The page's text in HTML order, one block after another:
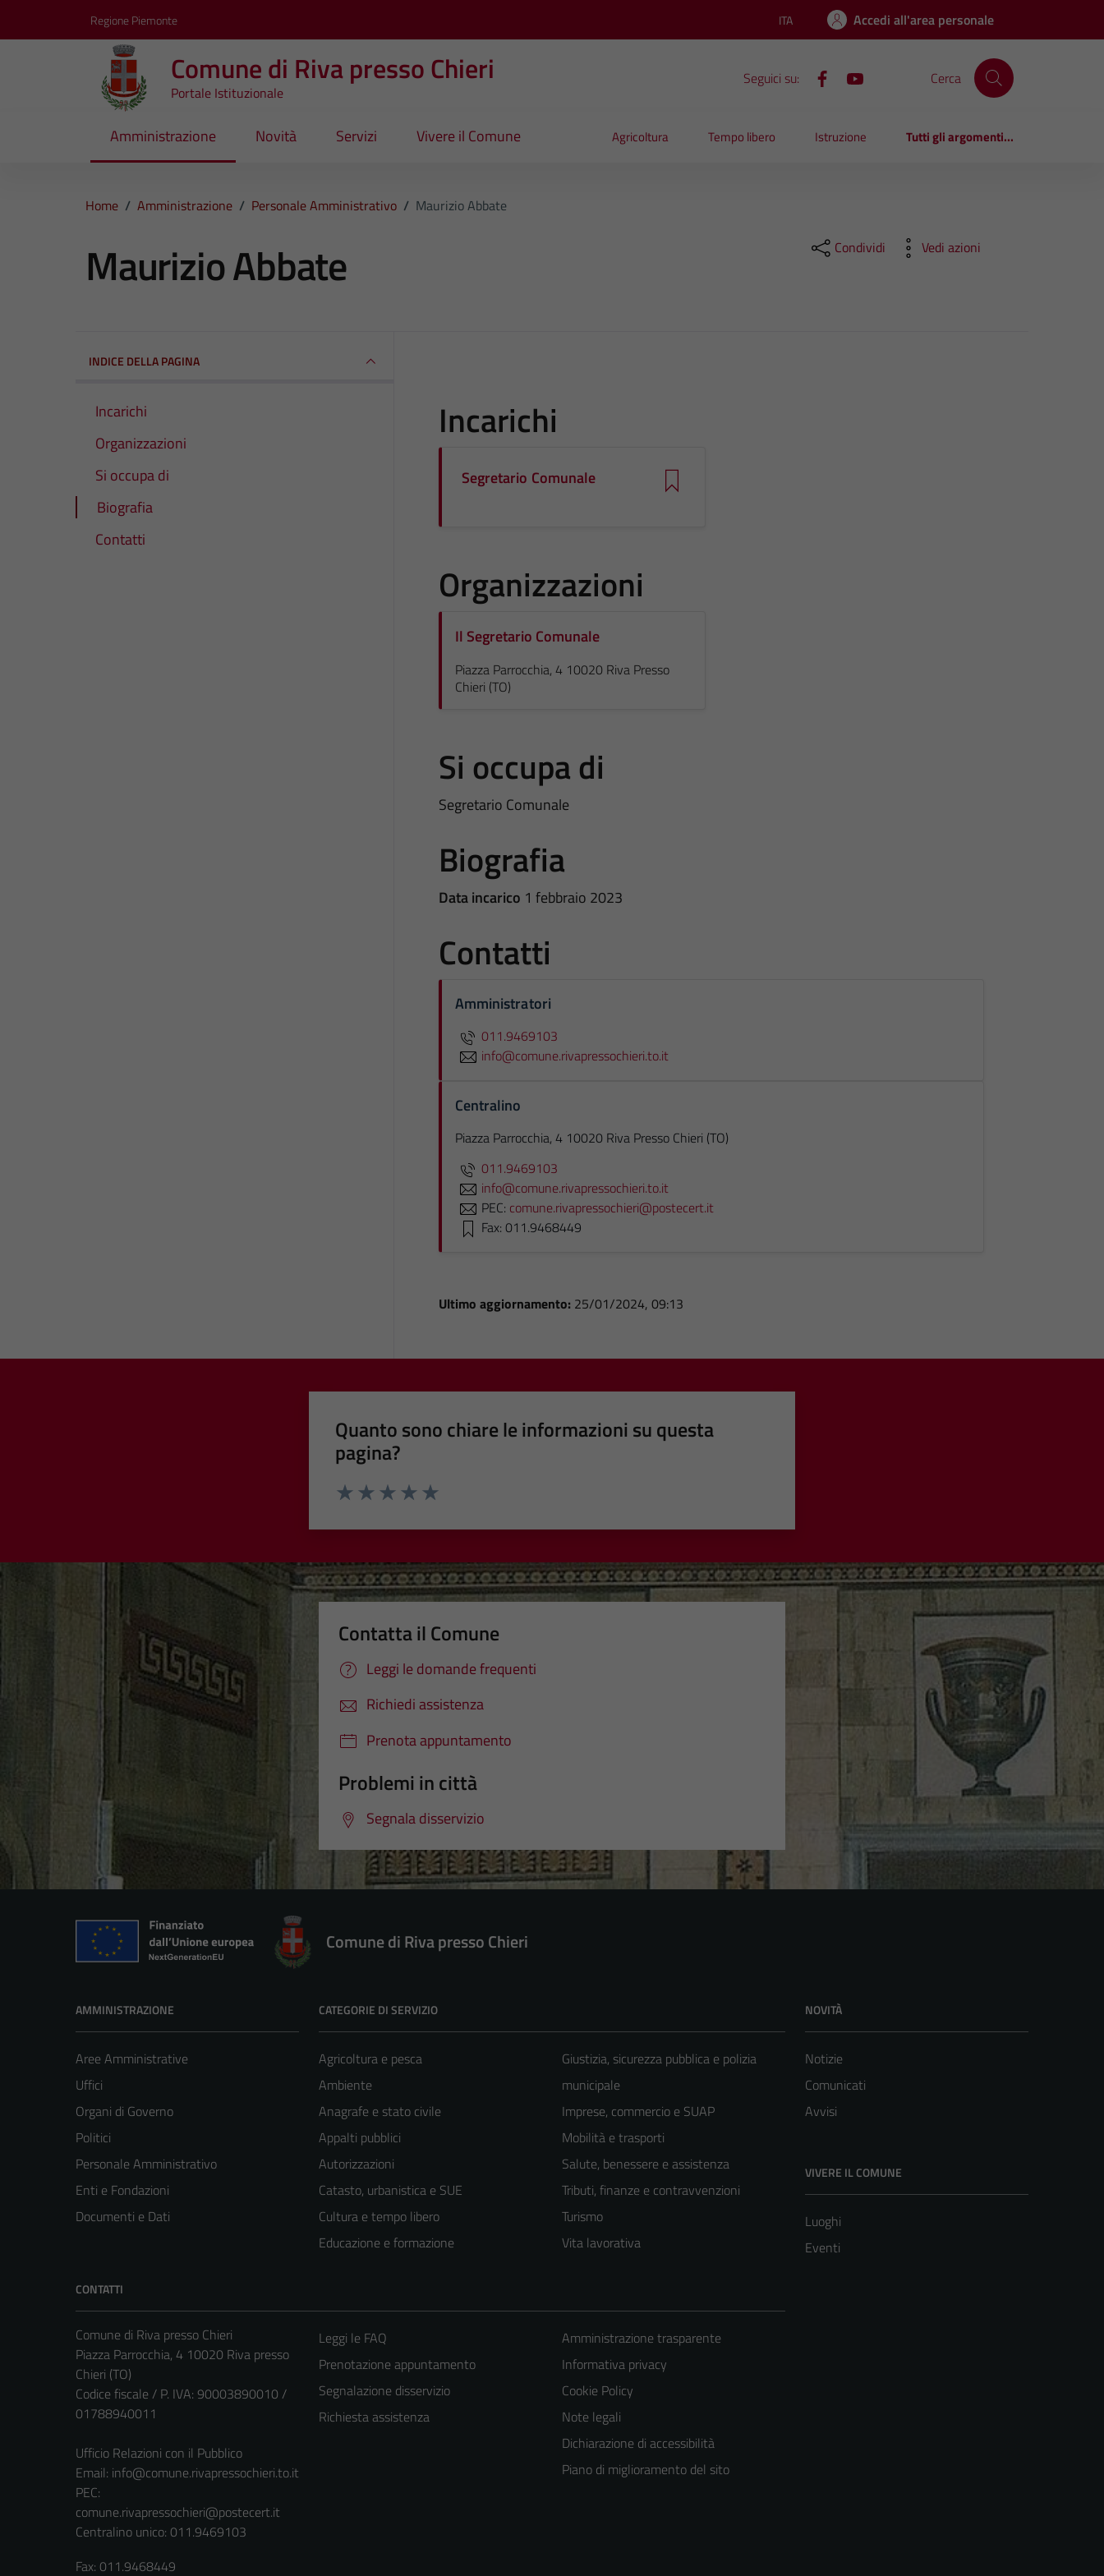
Regione Piemonte Lingua attiva:
ITA Accedi all'area personale
Comune di Riva presso Chieri
Portale Istituzionale
Seguici su: Cerca
Amministrazione Novità Servizi Vivere il Comune Agricoltura Tempo libero Istruzione Tutti gli argomenti...
Home / Amministrazione / Personale Amministrativo / Maurizio Abbate
Maurizio Abbate Condividi Vedi azioni
INDICE DELLA PAGINA
Incarichi
Organizzazioni
Si occupa di
Biografia
Contatti
Incarichi
Segretario Comunale
Organizzazioni
Il Segretario Comunale
Piazza Parrocchia, 4 10020 Riva Presso
Chieri (TO)
Si occupa di
Segretario Comunale
Biografia
Data incarico 1 febbraio 2023
Contatti
Amministratori
011.9469103
info@comune.rivapressochieri.to.it
Centralino
Piazza Parrocchia, 4 10020 Riva Presso Chieri (TO)
011.9469103
info@comune.rivapressochieri.to.it
PEC: comune.rivapressochieri@postecert.it
Fax: 011.9468449
Ultimo aggiornamento: 25/01/2024, 09:13
Quanto sono chiare le informazioni su questa
pagina?
Contatta il Comune
Leggi le domande frequenti
Richiedi assistenza
Prenota appuntamento
Problemi in città
Segnala disservizio
Comune di Riva presso Chieri
AMMINISTRAZIONE
Aree Amministrative
Uffici
Organi di Governo
Politici
Personale Amministrativo
Enti e Fondazioni
Documenti e Dati
CATEGORIE DI SERVIZIO
Agricoltura e pesca
Ambiente
Anagrafe e stato civile
Appalti pubblici
Autorizzazioni
Catasto, urbanistica e SUE
Cultura e tempo libero
Educazione e formazione
Giustizia, sicurezza pubblica e polizia
municipale
Imprese, commercio e SUAP
Mobilità e trasporti
Salute, benessere e assistenza
Tributi, finanze e contravvenzioni
Turismo
Vita lavorativa
NOVITÀ
Notizie
Comunicati
Avvisi
VIVERE IL COMUNE
Luoghi
Eventi
CONTATTI
Comune di Riva presso Chieri
Piazza Parrocchia, 4 10020 Riva presso
Chieri (TO)
Codice fiscale / P. IVA: 90003890010 /
01788940011
Ufficio Relazioni con il Pubblico
Email: info@comune.rivapressochieri.to.it
PEC:
comune.rivapressochieri@postecert.it
Centralino unico: 011.9469103
Fax: 011.9468449
Leggi le FAQ
Prenotazione appuntamento
Segnalazione disservizio
Richiesta assistenza
Amministrazione trasparente
Informativa privacy
Cookie Policy
Note legali
Dichiarazione di accessibilità
Piano di miglioramento del sito